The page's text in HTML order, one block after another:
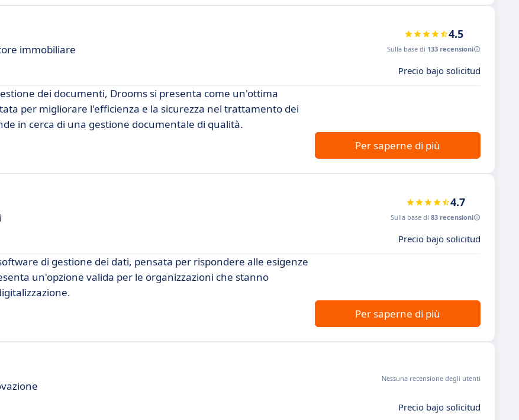
immobiliare
4.5
Sulla base di 133 recensioni
Precio bajo solicitud
dei documenti, Drooms si presenta come un'ottima
per migliorare l'efficienza e la sicurezza nel trattamento dei
in cerca di una gestione documentale di qualità.
Per saperne di più
4.7
Sulla base di 83 recensioni
Precio bajo solicitud
di gestione dei dati, pensata per rispondere alle esigenze
un'opzione valida per le organizzazioni che stanno
Per saperne di più
Nessuna recensione degli utenti
Precio bajo solicitud